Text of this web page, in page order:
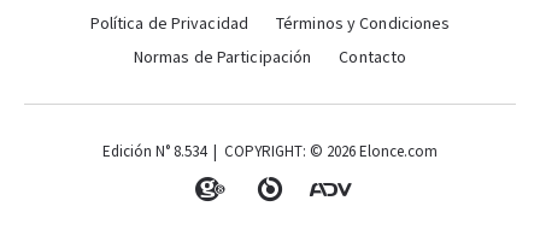
Política de Privacidad
Términos y Condiciones
Normas de Participación
Contacto
Edición N° 8.534 | COPYRIGHT: © 2026 Elonce.com